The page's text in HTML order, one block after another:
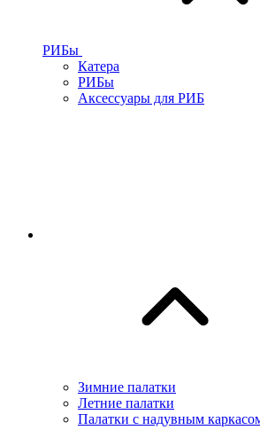
РИБы
Катера
РИБы
Аксессуары для РИБ
Зимние палатки
Летние палатки
Палатки с надувным